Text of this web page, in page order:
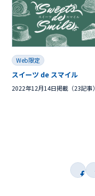
Web限定
スイーツ de スマイル
2022年12月14日掲載（23記事）